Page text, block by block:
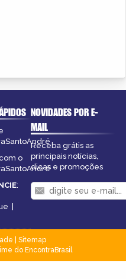
o
:
|
NOVIDADES POR E-
MAIL
Receba grátis as
principais notícias,
dicas e promoções
Sitemap
do EncontraBrasil